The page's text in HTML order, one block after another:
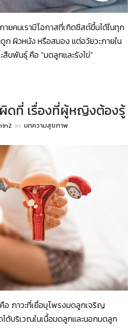
ายคนเรามีโอกาสที่เกิดซีสต์ขึ้นได้ในทุก
ดูก ผิวหนัง หรือสมอง แต่อวัยวะภายใน
บพันธุ์ คือ “มดลูกและรังไข่”
ดที่ เรื่องที่ผู้หญิงต้องรู้
in บทความสุขภาพ
ภาวะที่เยื่อบุโพรงมดลูกเจริญ
ด้บริเวณในเนื้อมดลูกและนอกมดลูก